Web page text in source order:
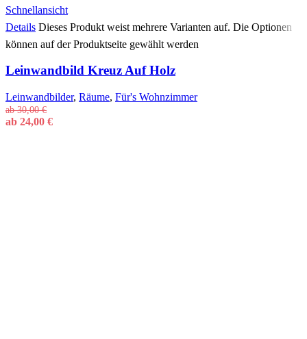
Schnellansicht
Details Dieses Produkt weist mehrere Varianten auf. Die Optionen
können auf der Produktseite gewählt werden
Leinwandbild Kreuz Auf Holz
Leinwandbilder, Räume, Für's Wohnzimmer
ab30,00€
ab 24,00 €